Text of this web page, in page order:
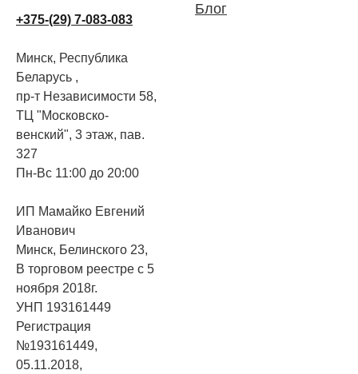
+375-(29) 7-083-083
Минск, Республика
Беларусь ,
пр-т Независимости 58,
ТЦ "Московско-
венский", 3 этаж, пав.
327
Пн-Вс 11:00 до 20:00
ИП Мамайко Евгений
Иванович
Минск, Белинского 23,
В торговом реестре с 5
ноября 2018г.
УНП 193161449
Регистрация
№193161449,
05.11.2018,
Блог